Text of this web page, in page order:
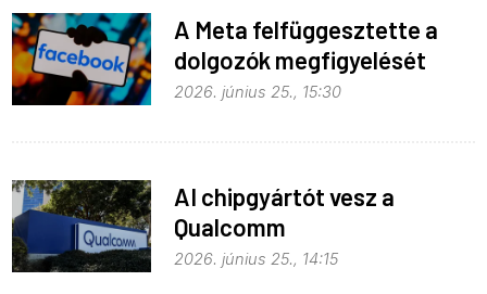
A Meta felfüggesztette a
dolgozók megfigyelését
2026. június 25., 15:30
AI chipgyártót vesz a
Qualcomm
2026. június 25., 14:15